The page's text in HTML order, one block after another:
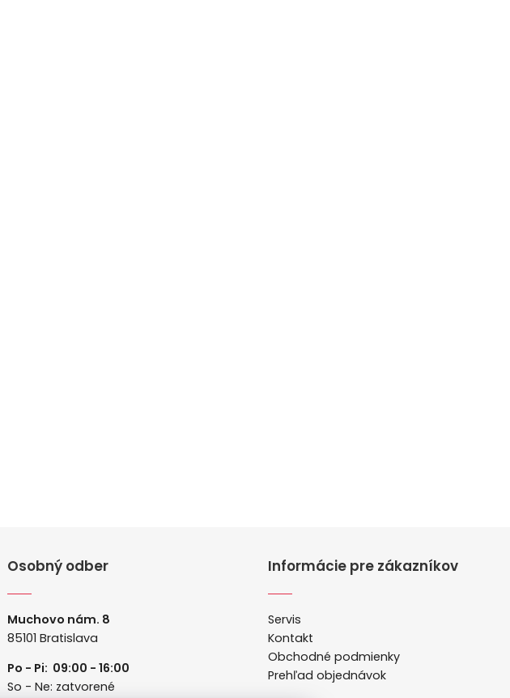
Osobný odber
Muchovo nám. 8
85101 Bratislava
Po - Pi: 09:00 - 16:00
So - Ne: zatvorené
Informácie pre zákazníkov
Servis
Kontakt
Obchodné podmienky
Prehľad objednávok